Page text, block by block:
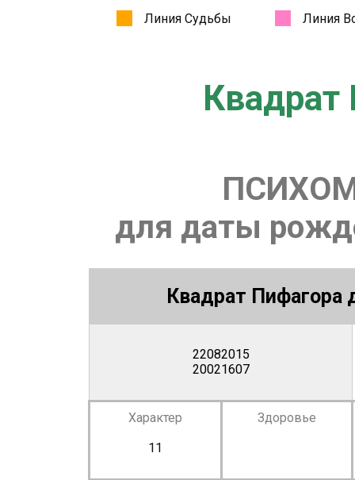
Квадрат
для даты
Квадрат Пифагора
22082015
20021607
Характер
11
Здоровье